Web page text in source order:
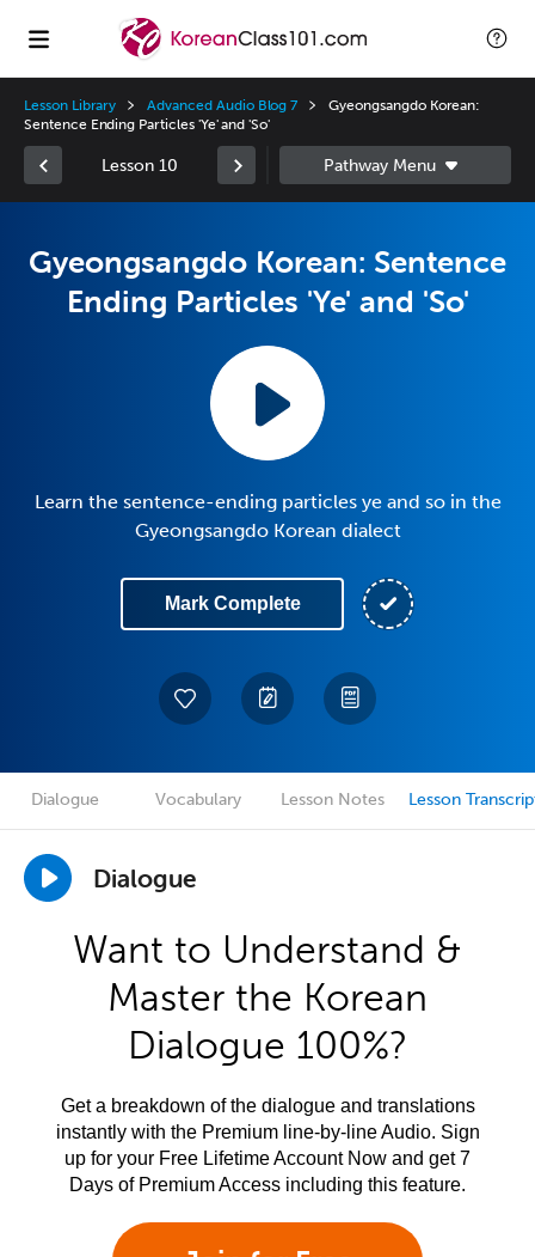
Lesson Library Advanced Audio Blog 7
Gyeongsangdo Korean:
Sentence Ending Particles 'Ye' and 'So'
Lesson 10
Gyeongsangdo Korean: Sentence
Ending Particles 'Ye' and 'So'
Learn the sentence-ending particles ye and so in the
Gyeongsangdo Korean dialect
Mark Complete
Dialogue Vocabulary Lesson Notes Lesson
Dialogue
Want to Understand &
Master the Korean
Dialogue 100%?
Get a breakdown of the dialogue and translations
instantly with the Premium line-by-line Audio. Sign
up for your Free Lifetime Account Now and get 7
Days of Premium Access including this feature.